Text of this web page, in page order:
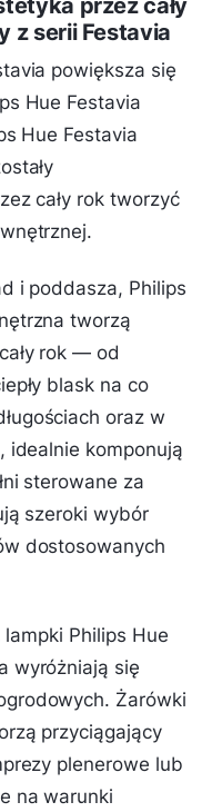
z serii Festavia
powiększa się
Hue Festavia
Hue Festavia
cały rok tworzyć
i poddasza, Philips
tworzą
rok — od
blask na co
oraz w
idealnie komponują
sterowane za
szeroki wybór
dostosowanych
Philips Hue
wyróżniają się
Żarówki
przyciągający
plenerowe lub
na warunki